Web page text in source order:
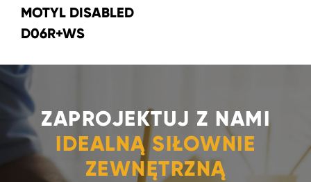
MOTYL DISABLED
D06R+WS
ZAPROJEKTUJ Z NAMI
IDEALNĄ SIŁOWNIE
ZEWNĘTRZNĄ